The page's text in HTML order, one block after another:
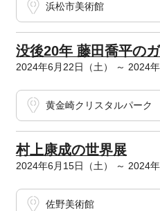
浜松市美術館
没後20年 藤田喬平の
2024年6月22日（土） ～ 2024年
黄金崎クリスタルパーク
村上康成の世界展
2024年6月15日（土） ～ 2024年
佐野美術館